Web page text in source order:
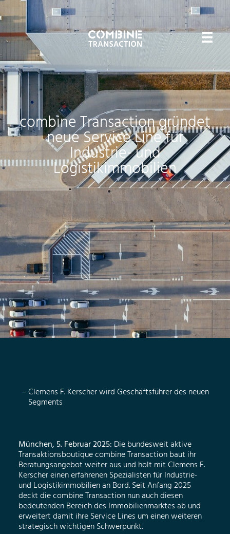
combine Transaction gründet
neue Service Line für
Industrie- und
Logistikimmobilien
Clemens F. Kerscher wird Geschäftsführer des neuen
Segments
München, 5. Februar 2025: Die bundesweit aktive
Transaktionsboutique combine Transaction baut ihr
Beratungsangebot weiter aus und holt mit Clemens F.
Kerscher einen erfahrenen Spezialisten für Industrie-
und Logistikimmobilien an Bord. Seit Anfang 2025
deckt die combine Transaction nun auch diesen
bedeutenden Bereich des Immobilienmarktes ab und
erweitert damit ihre Service Lines um einen weiteren
strategisch wichtigen Schwerpunkt.